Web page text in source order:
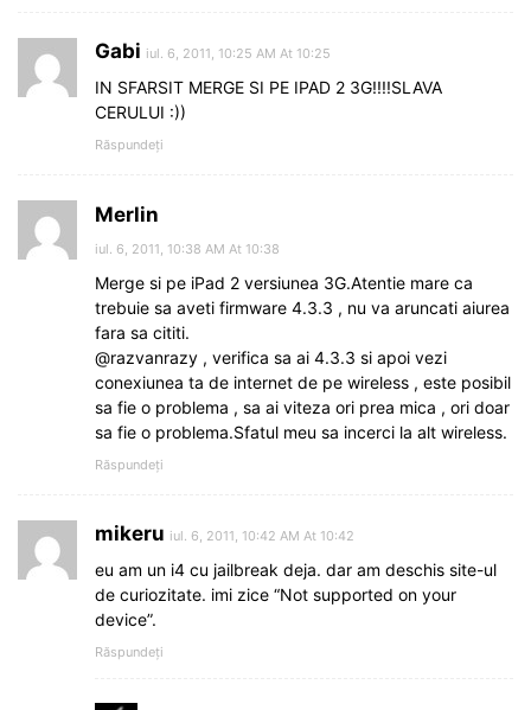
Gabi iul. 6, 2011, 10:25 AM At 10:25
IN SFARSIT MERGE SI PE IPAD 2 3G!!!!SLAVA
CERULUI :))
Răspundeți
Merlin
iul. 6, 2011, 10:38 AM At 10:38
Merge si pe iPad 2 versiunea 3G.Atentie mare ca
trebuie sa aveti firmware 4.3.3 , nu va aruncati aiurea
fara sa cititi.
@razvanrazy , verifica sa ai 4.3.3 si apoi vezi
conexiunea ta de internet de pe wireless , este posibil
sa fie o problema , sa ai viteza ori prea mica , ori doar
sa fie o problema.Sfatul meu sa incerci la alt wireless.
Răspundeți
mikeru iul. 6, 2011, 10:42 AM At 10:42
eu am un i4 cu jailbreak deja. dar am deschis site-ul
de curiozitate. imi zice “Not supported on your
device”.
Răspundeți